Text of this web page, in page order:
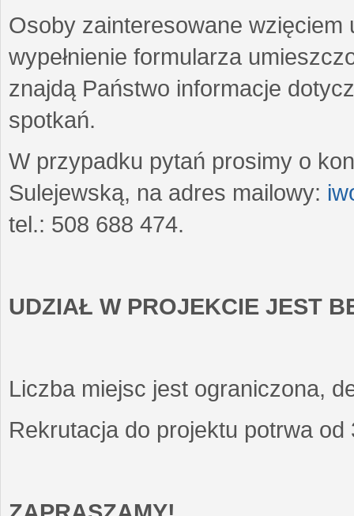
Osoby zainteresowane wzięciem
wypełnienie formularza
znajdą Państwo informacje
spotkań.
W przypadku pytań prosimy o
Sulejewską, na adres mailowy:
tel.: 508 688 474.
UDZIAŁ W PROJEKCIE JEST
Liczba miejsc jest ograniczona,
Rekrutacja do projektu potrwa